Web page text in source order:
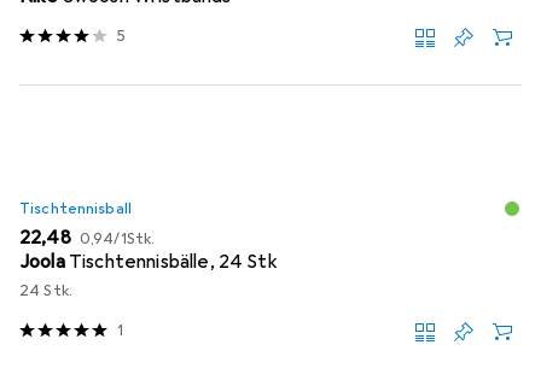
5
Tischtennisball
EUR
22,48 EUR
0,94/1Stk.
Joola Tischtennisbälle, 24 Stk
24 Stk.
1